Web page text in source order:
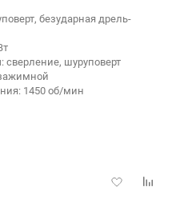
безударная дрель-
шуруповерт
1450 об/мин
Добавить